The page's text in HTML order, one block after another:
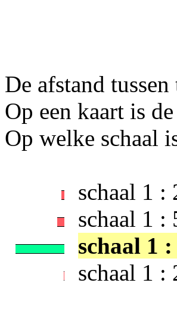
De afstand
Op een kaart is
Op welke schaal
schaal 1 :
schaal 1 :
schaal 1
schaal 1 :